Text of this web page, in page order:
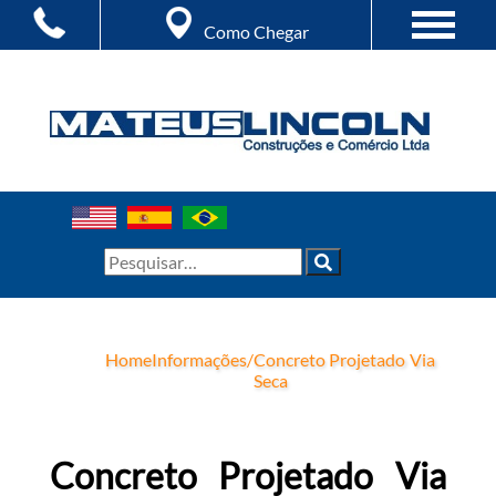
Como Chegar
HomeInformações/Concreto Projetado Via
Seca
Concreto Projetado Via